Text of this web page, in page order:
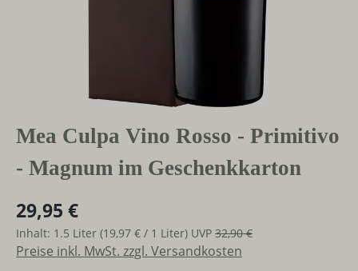
Mea Culpa Vino Rosso - Primitivo
- Magnum im Geschenkkarton
29,95 €
Inhalt: 1.5 Liter (19,97 € / 1 Liter) UVP 32,90 €
Preise inkl. MwSt. zzgl. Versandkosten